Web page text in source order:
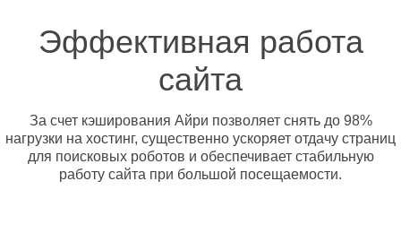
Эффективная работа
сайта
За счет кэширования Айри позволяет снять до 98%
нагрузки на хостинг, существенно ускоряет отдачу страниц
для поисковых роботов и обеспечивает стабильную
работу сайта при большой посещаемости.